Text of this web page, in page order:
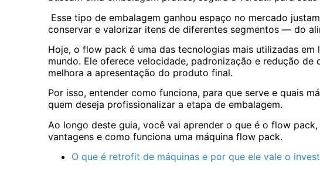
Esse tipo de embalagem ganhou espaço no mercado
conservar e valorizar itens de diferentes segmentos — do
Hoje, o flow pack é uma das tecnologias mais utilizadas em
mundo. Ele oferece velocidade, padronização e redução de
melhora a apresentação do produto final.
Por isso, entender como funciona, para que serve e quais
quem deseja profissionalizar a etapa de embalagem.
Ao longo deste guia, você vai aprender o que é o flow
vantagens e como funciona uma máquina flow pack.
O que é retrofit de máquinas e por que ele vale o